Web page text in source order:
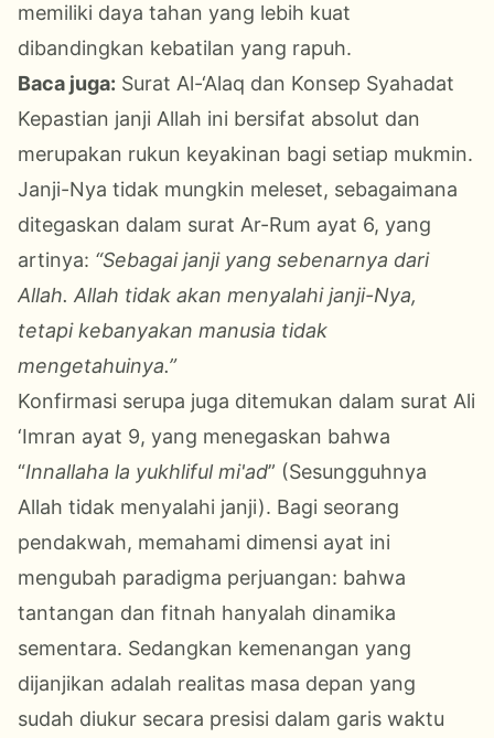
memiliki daya tahan yang lebih kuat
dibandingkan kebatilan yang rapuh.
Baca juga: Surat Al-‘Alaq dan Konsep Syahadat
Kepastian janji Allah ini bersifat absolut dan
merupakan rukun keyakinan bagi setiap mukmin.
Janji-Nya tidak mungkin meleset, sebagaimana
ditegaskan dalam surat Ar-Rum ayat 6, yang
artinya: “Sebagai janji yang sebenarnya dari
Allah. Allah tidak akan menyalahi janji-Nya,
tetapi kebanyakan manusia tidak
mengetahuinya.”
Konfirmasi serupa juga ditemukan dalam surat Ali
‘Imran ayat 9, yang menegaskan bahwa
“Innallaha la yukhliful mi'ad” (Sesungguhnya
Allah tidak menyalahi janji). Bagi seorang
pendakwah, memahami dimensi ayat ini
mengubah paradigma perjuangan: bahwa
tantangan dan fitnah hanyalah dinamika
sementara. Sedangkan kemenangan yang
dijanjikan adalah realitas masa depan yang
sudah diukur secara presisi dalam garis waktu